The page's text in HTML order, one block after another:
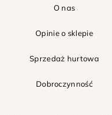
O nas
Opinie o sklepie
Sprzedaż hurtowa
Dobroczynność